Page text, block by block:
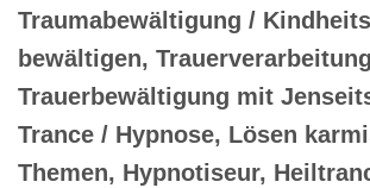
Traumabewältigung /
bewältigen,
Trauerbewältigung mit
Trance / Hypnose, Lösen
Themen, Hypnotiseur,